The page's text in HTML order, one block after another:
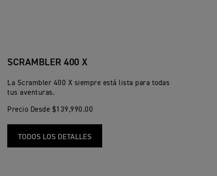
SCRAMBLER 400 X
La Scrambler 400 X siempre está lista para todas
tus aventuras.
Precio Desde $139,990.00
TODOS LOS DETALLES